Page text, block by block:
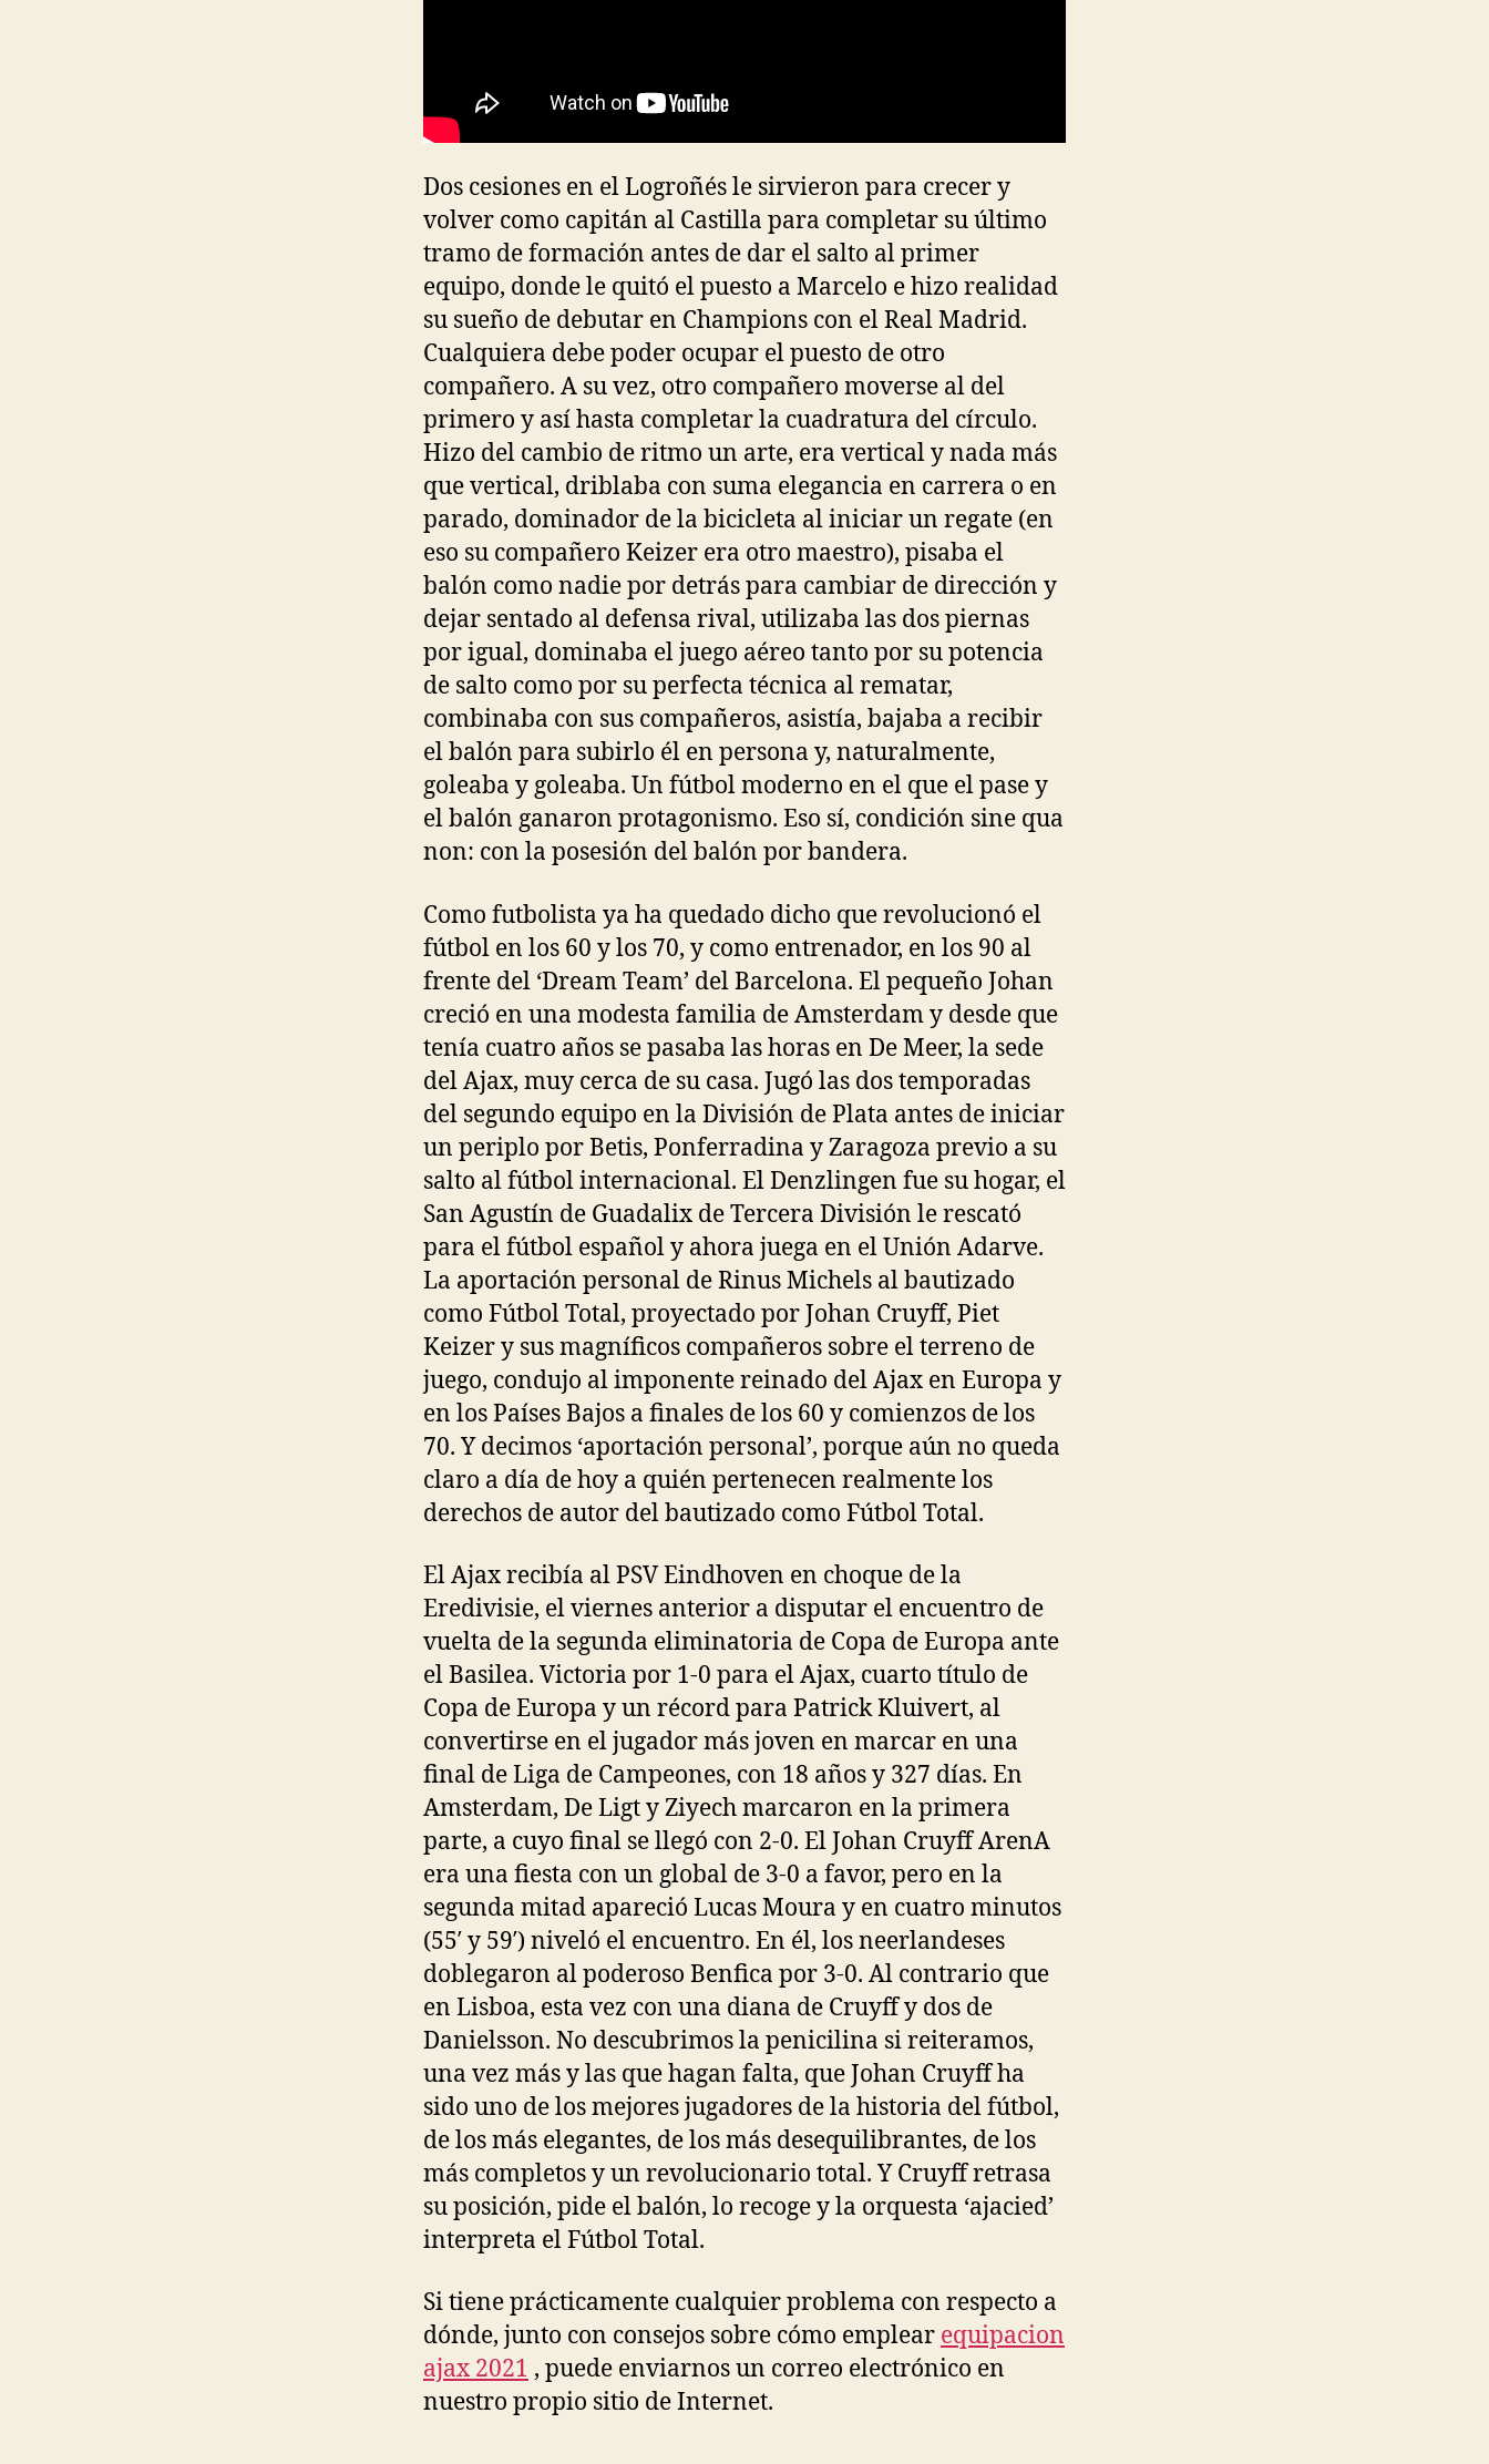
Dos cesiones en el Logroñés le sirvieron para crecer y
volver como capitán al Castilla para completar su último
tramo de formación antes de dar el salto al primer
equipo, donde le quitó el puesto a Marcelo e hizo realidad
su sueño de debutar en Champions con el Real Madrid.
Cualquiera debe poder ocupar el puesto de otro
compañero. A su vez, otro compañero moverse al del
primero y así hasta completar la cuadratura del círculo.
Hizo del cambio de ritmo un arte, era vertical y nada más
que vertical, driblaba con suma elegancia en carrera o en
parado, dominador de la bicicleta al iniciar un regate (en
eso su compañero Keizer era otro maestro), pisaba el
balón como nadie por detrás para cambiar de dirección y
dejar sentado al defensa rival, utilizaba las dos piernas
por igual, dominaba el juego aéreo tanto por su potencia
de salto como por su perfecta técnica al rematar,
combinaba con sus compañeros, asistía, bajaba a recibir
el balón para subirlo él en persona y, naturalmente,
goleaba y goleaba. Un fútbol moderno en el que el pase y
el balón ganaron protagonismo. Eso sí, condición sine qua
non: con la posesión del balón por bandera.
Como futbolista ya ha quedado dicho que revolucionó el
fútbol en los 60 y los 70, y como entrenador, en los 90 al
frente del ‘Dream Team’ del Barcelona. El pequeño Johan
creció en una modesta familia de Amsterdam y desde que
tenía cuatro años se pasaba las horas en De Meer, la sede
del Ajax, muy cerca de su casa. Jugó las dos temporadas
del segundo equipo en la División de Plata antes de iniciar
un periplo por Betis, Ponferradina y Zaragoza previo a su
salto al fútbol internacional. El Denzlingen fue su hogar, el
San Agustín de Guadalix de Tercera División le rescató
para el fútbol español y ahora juega en el Unión Adarve.
La aportación personal de Rinus Michels al bautizado
como Fútbol Total, proyectado por Johan Cruyff, Piet
Keizer y sus magníficos compañeros sobre el terreno de
juego, condujo al imponente reinado del Ajax en Europa y
en los Países Bajos a finales de los 60 y comienzos de los
70. Y decimos ‘aportación personal’, porque aún no queda
claro a día de hoy a quién pertenecen realmente los
derechos de autor del bautizado como Fútbol Total.
El Ajax recibía al PSV Eindhoven en choque de la
Eredivisie, el viernes anterior a disputar el encuentro de
vuelta de la segunda eliminatoria de Copa de Europa ante
el Basilea. Victoria por 1-0 para el Ajax, cuarto título de
Copa de Europa y un récord para Patrick Kluivert, al
convertirse en el jugador más joven en marcar en una
final de Liga de Campeones, con 18 años y 327 días. En
Amsterdam, De Ligt y Ziyech marcaron en la primera
parte, a cuyo final se llegó con 2-0. El Johan Cruyff ArenA
era una fiesta con un global de 3-0 a favor, pero en la
segunda mitad apareció Lucas Moura y en cuatro minutos
(55′ y 59′) niveló el encuentro. En él, los neerlandeses
doblegaron al poderoso Benfica por 3-0. Al contrario que
en Lisboa, esta vez con una diana de Cruyff y dos de
Danielsson. No descubrimos la penicilina si reiteramos,
una vez más y las que hagan falta, que Johan Cruyff ha
sido uno de los mejores jugadores de la historia del fútbol,
de los más elegantes, de los más desequilibrantes, de los
más completos y un revolucionario total. Y Cruyff retrasa
su posición, pide el balón, lo recoge y la orquesta ‘ajacied’
interpreta el Fútbol Total.
Si tiene prácticamente cualquier problema con respecto a
dónde, junto con consejos sobre cómo emplear equipacion
ajax 2021 , puede enviarnos un correo electrónico en
nuestro propio sitio de Internet.